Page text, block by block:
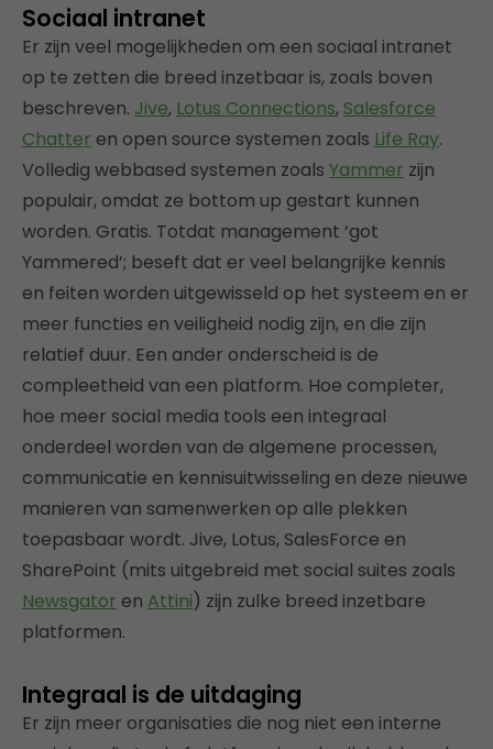
Sociaal intranet
Er zijn veel mogelijkheden om een sociaal intranet
op te zetten die breed inzetbaar is, zoals boven
beschreven. Jive, Lotus Connections, Salesforce
Chatter en open source systemen zoals Life Ray.
Volledig webbased systemen zoals Yammer zijn
populair, omdat ze bottom up gestart kunnen
worden. Gratis. Totdat management ‘got
Yammered’; beseft dat er veel belangrijke kennis
en feiten worden uitgewisseld op het systeem en er
meer functies en veiligheid nodig zijn, en die zijn
relatief duur. Een ander onderscheid is de
compleetheid van een platform. Hoe completer,
hoe meer social media tools een integraal
onderdeel worden van de algemene processen,
communicatie en kennisuitwisseling en deze nieuwe
manieren van samenwerken op alle plekken
toepasbaar wordt. Jive, Lotus, SalesForce en
SharePoint (mits uitgebreid met social suites zoals
Newsgator en Attini) zijn zulke breed inzetbare
platformen.
Integraal is de uitdaging
Er zijn meer organisaties die nog niet een interne